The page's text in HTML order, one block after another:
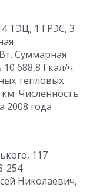
ТЭЦ, 1 ГРЭС, 3
Суммарная
688,8 Гкал/ч.
тепловых
Численность
2008 года
117
254
Николаевич,